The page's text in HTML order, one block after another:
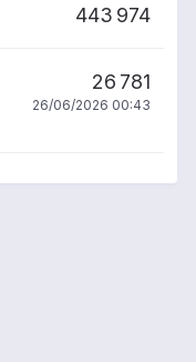
443 974
26 781
26/06/2026 00:43